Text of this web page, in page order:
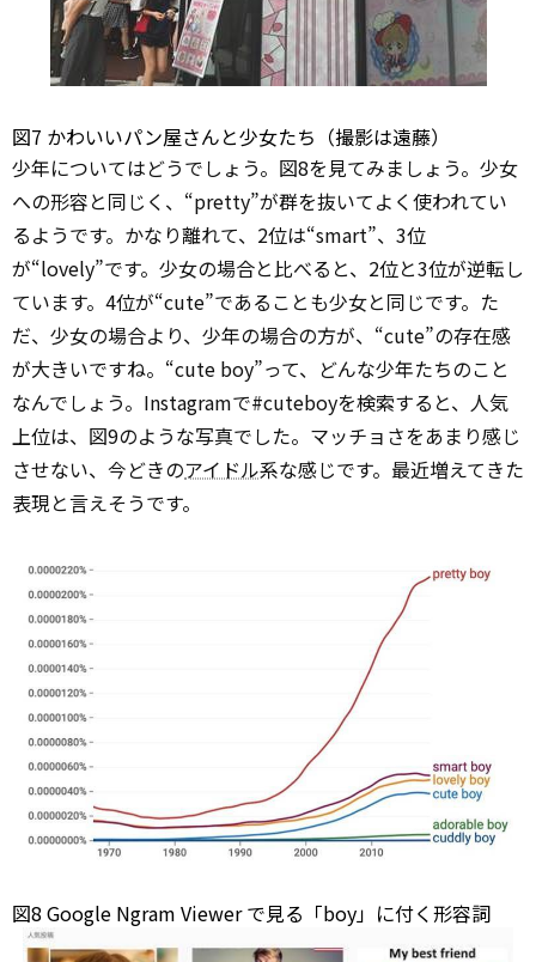
図7 かわいいパン屋さんと少女たち（撮影は遠藤）
少年についてはどうでしょう。図8を見てみましょう。少女
への形容と同じく、“pretty”が群を抜いてよく使われてい
るようです。かなり離れて、2位は“smart”、3位
が“lovely”です。少女の場合と比べると、2位と3位が逆転し
ています。4位が“cute”であることも少女と同じです。た
だ、少女の場合より、少年の場合の方が、“cute”の存在感
が大きいですね。“cute boy”って、どんな少年たちのこと
なんでしょう。Instagramで#cuteboyを検索すると、人気
上位は、図9のような写真でした。マッチョさをあまり感じ
させない、今どきのアイドル系な感じです。最近増えてきた
表現と言えそうです。
図8 Google Ngram Viewerで見る「boy」に付く形容詞